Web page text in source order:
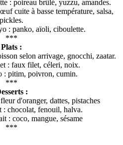
: poireau brûlé, yuzzu, amandes.
cuite à basse température, salsa,
pickles.
: panko, aïoli, ciboulette.
***
Plats :
selon arrivage, gnocchi, zaatar.
: faux filet, céleri, noix.
: pitim, poivron, cumin.
***
:
d'oranger, dattes, pistaches
: chocolat, fenouil, halva.
: coco, mangue, sésame
***